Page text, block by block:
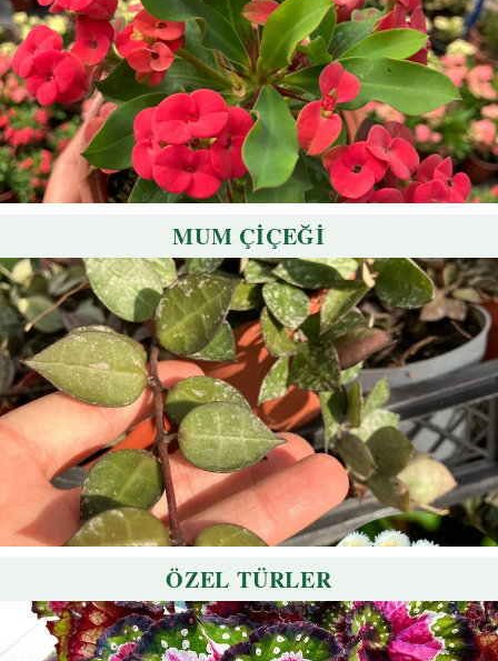
MUM ÇİÇEĞİ
ÖZEL TÜRLER